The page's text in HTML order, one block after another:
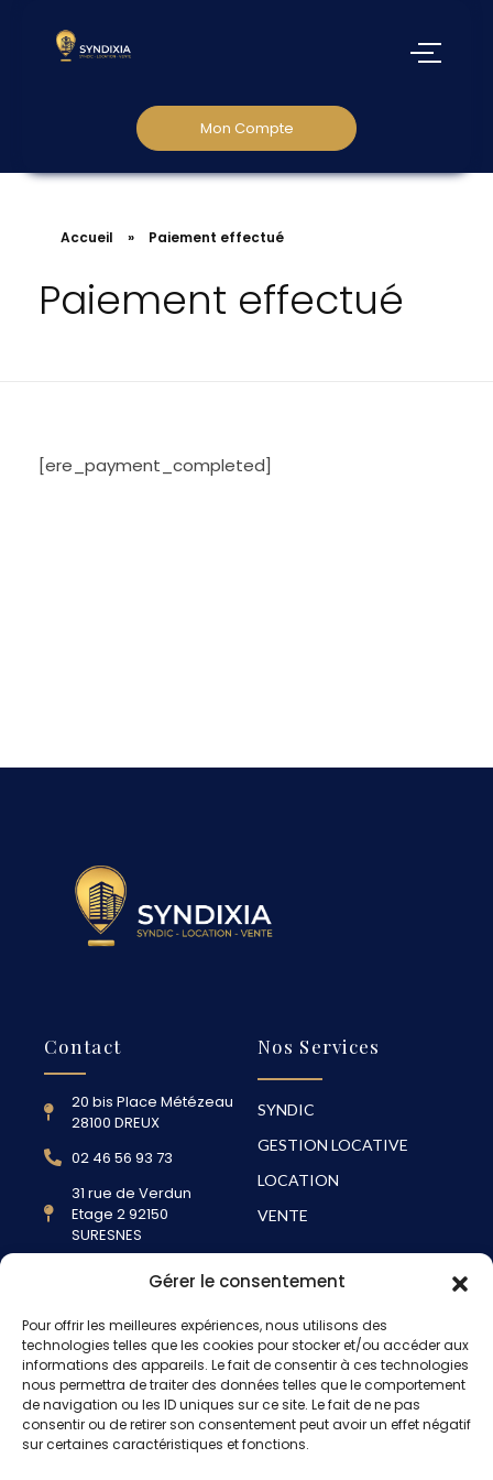
Gérer le consentement
Pour offrir les meilleures expériences, nous utilisons des
technologies telles que les cookies pour stocker et/ou accéder aux
informations des appareils. Le fait de consentir à ces technologies
nous permettra de traiter des données telles que le comportement
de navigation ou les ID uniques sur ce site. Le fait de ne pas
consentir ou de retirer son consentement peut avoir un effet négatif
sur certaines caractéristiques et fonctions.
Mon Compte
Accueil » Paiement effectué
Paiement effectué
[ere_payment_completed]
Contact
20 bis Place Métézeau
28100 DREUX
02 46 56 93 73
31 rue de Verdun
Etage 2 92150
SURESNES
01 82 83 54 10
Nos Services
SYNDIC
GESTION LOCATIVE
LOCATION
VENTE
Liens Utiles
Mentions Légales
Politique de Confidentialité